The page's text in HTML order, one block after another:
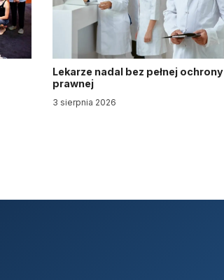
Lekarze nadal bez pełnej ochrony
prawnej
3 sierpnia 2026